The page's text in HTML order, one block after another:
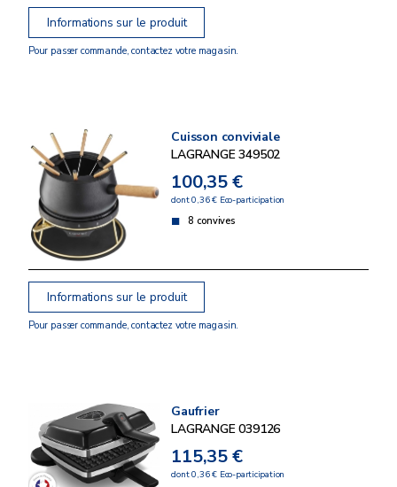
Informations sur le produit
Pour passer commande, contactez votre magasin.
Cuisson conviviale
LAGRANGE 349502
100,35 €
dont 0,36 € Eco-participation
8 convives
Informations sur le produit
Pour passer commande, contactez votre magasin.
Gaufrier
LAGRANGE 039126
115,35 €
dont 0,36 € Eco-participation